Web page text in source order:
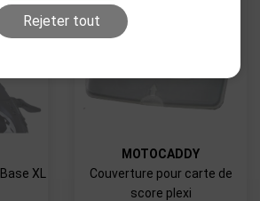
XL
MOTOCADDY
Couverture pour carte de
score plexi
Rejeter tout